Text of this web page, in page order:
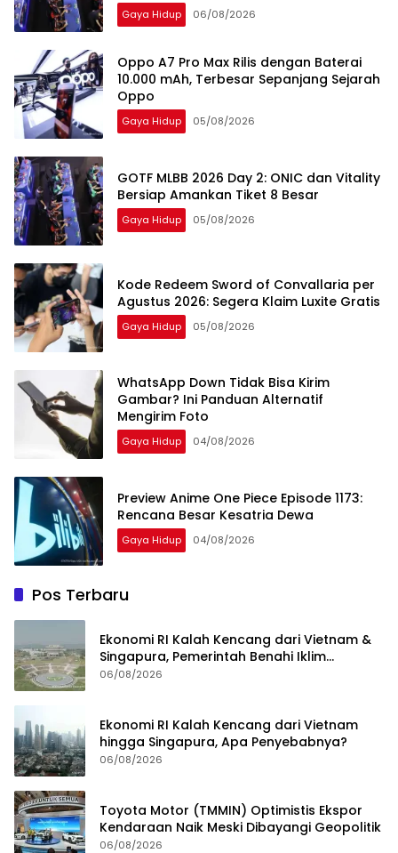
Gaya Hidup 06/08/2026
Oppo A7 Pro Max Rilis dengan Baterai
10.000 mAh, Terbesar Sepanjang Sejarah
Oppo
Gaya Hidup 05/08/2026
GOTF MLBB 2026 Day 2: ONIC dan Vitality
Bersiap Amankan Tiket 8 Besar
Gaya Hidup 05/08/2026
Kode Redeem Sword of Convallaria per
Agustus 2026: Segera Klaim Luxite Gratis
Gaya Hidup 05/08/2026
WhatsApp Down Tidak Bisa Kirim
Gambar? Ini Panduan Alternatif
Mengirim Foto
Gaya Hidup 04/08/2026
Preview Anime One Piece Episode 1173:
Rencana Besar Kesatria Dewa
Gaya Hidup 04/08/2026
Pos Terbaru
Ekonomi RI Kalah Kencang dari Vietnam &
Singapura, Pemerintah Benahi Iklim
Investasi
06/08/2026
Ekonomi RI Kalah Kencang dari Vietnam
hingga Singapura, Apa Penyebabnya?
06/08/2026
Toyota Motor (TMMIN) Optimistis Ekspor
Kendaraan Naik Meski Dibayangi Geopolitik
06/08/2026